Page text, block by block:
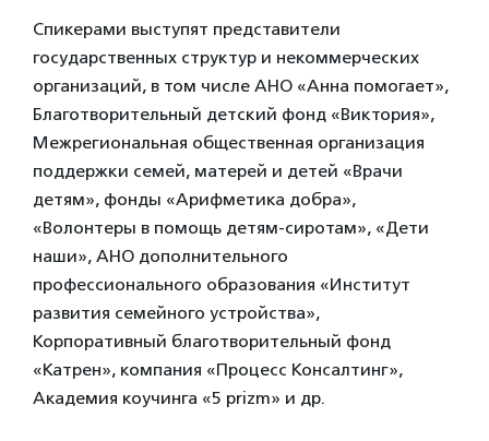
Спикерами выступят представители
государственных структур и некоммерческих
организаций, в том числе АНО «Анна помогает»,
Благотворительный детский фонд «Виктория»,
Межрегиональная общественная организация
поддержки семей, матерей и детей «Врачи
детям», фонды «Арифметика добра»,
«Волонтеры в помощь детям-сиротам», «Дети
наши», АНО дополнительного
профессионального образования «Институт
развития семейного устройства»,
Корпоративный благотворительный фонд
«Катрен», компания «Процесс Консалтинг»,
Академия коучинга «5 prizm» и др.